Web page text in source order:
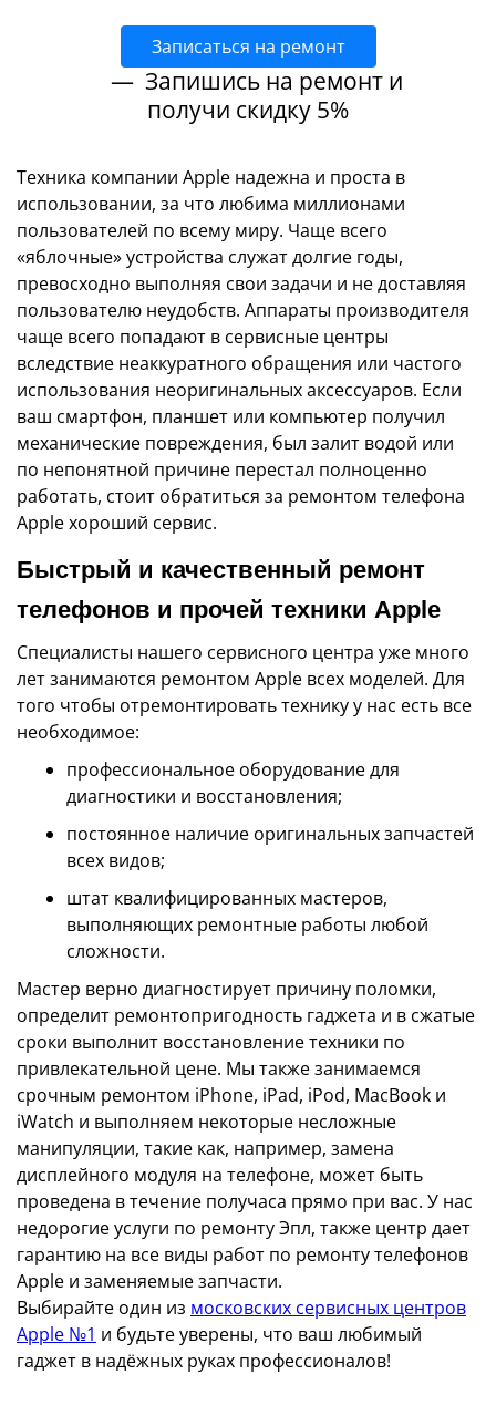
Записаться на ремонт
— Запишись на ремонт и
получи скидку 5%
Техника компании Apple надежна и проста в
использовании, за что любима миллионами
пользователей по всему миру. Чаще всего
«яблочные» устройства служат долгие годы,
превосходно выполняя свои задачи и не доставляя
пользователю неудобств. Аппараты производителя
чаще всего попадают в сервисные центры
вследствие неаккуратного обращения или частого
использования неоригинальных аксессуаров. Если
ваш смартфон, планшет или компьютер получил
механические повреждения, был залит водой или
по непонятной причине перестал полноценно
работать, стоит обратиться за ремонтом телефона
Apple хороший сервис.
Быстрый и качественный ремонт
телефонов и прочей техники Apple
Специалисты нашего сервисного центра уже много
лет занимаются ремонтом Apple всех моделей. Для
того чтобы отремонтировать технику у нас есть все
необходимое:
профессиональное оборудование для
диагностики и восстановления;
постоянное наличие оригинальных запчастей
всех видов;
штат квалифицированных мастеров,
выполняющих ремонтные работы любой
сложности.
Мастер верно диагностирует причину поломки,
определит ремонтопригодность гаджета и в сжатые
сроки выполнит восстановление техники по
привлекательной цене. Мы также занимаемся
срочным ремонтом iPhone, iPad, iPod, MacBook и
iWatch и выполняем некоторые несложные
манипуляции, такие как, например, замена
дисплейного модуля на телефоне, может быть
проведена в течение получаса прямо при вас. У нас
недорогие услуги по ремонту Эпл, также центр дает
гарантию на все виды работ по ремонту телефонов
Apple и заменяемые запчасти.
Выбирайте один из московских сервисных центров
Apple №1 и будьте уверены, что ваш любимый
гаджет в надёжных руках профессионалов!